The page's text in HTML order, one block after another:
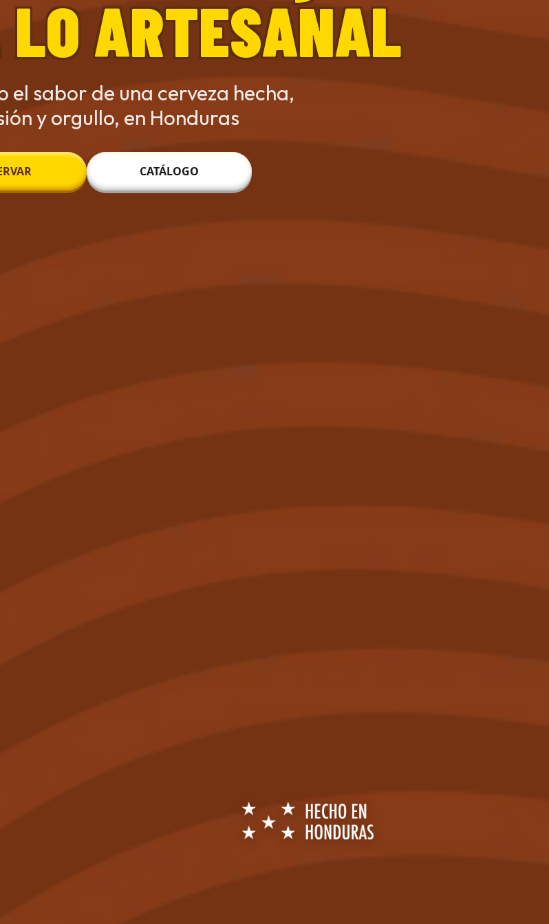
ARTESANAL
el sabor de una cerveza hecha,
y orgullo, en Honduras
CATÁLOGO